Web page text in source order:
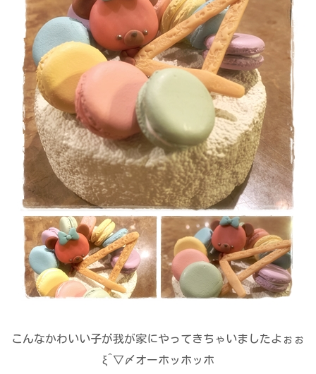
こんなかわいい子が我が家にやってきちゃいましたよぉぉ
ξ^▽〆オーホッホッホ